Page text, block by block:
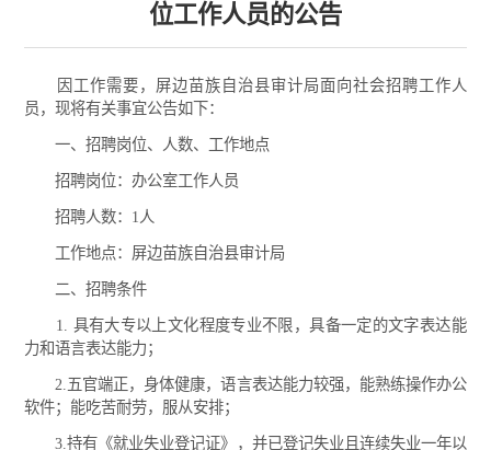
位工作人员的公告
因工作需要，屏边苗族自治县审计局面向社会招聘工作人
员，现将有关事宜公告如下：
一、招聘岗位、人数、工作地点
招聘岗位：办公室工作人员
招聘人数：1人
工作地点：屏边苗族自治县审计局
二、招聘条件
1. 具有大专以上文化程度专业不限，具备一定的文字表达能
力和语言表达能力；
2.五官端正，身体健康，语言表达能力较强，能熟练操作办公
软件；能吃苦耐劳，服从安排；
3.持有《就业失业登记证》，并已登记失业且连续失业一年以